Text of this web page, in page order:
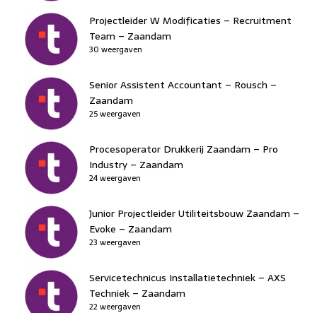
Projectleider W Modificaties – Recruitment
Team – Zaandam
30 weergaven
Senior Assistent Accountant – Rousch –
Zaandam
25 weergaven
Procesoperator Drukkerij Zaandam – Pro
Industry – Zaandam
24 weergaven
Junior Projectleider Utiliteitsbouw Zaandam –
Evoke – Zaandam
23 weergaven
Servicetechnicus Installatietechniek – AXS
Techniek – Zaandam
22 weergaven